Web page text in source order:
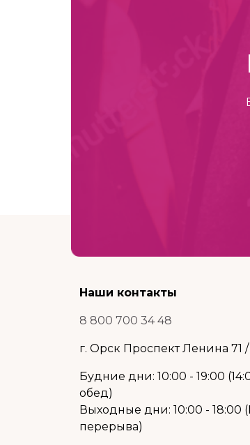
Наши контакты
8 800 700 34 48
г. Орск Проспект Ленина 71
Будние дни: 10:00 - 19:00
обед)
Выходные дни: 10:00 - 18:00
перерыва)